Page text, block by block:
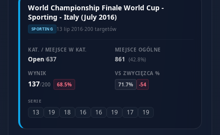
World Championship Finale World Cup -
Sporting - Italy (July 2016)
SPORTING 13 lip 2016·200 targetów
KAT. / MIEJSCE W KAT.
Open/637
MIEJSCE OGÓLNE
861
(42.8%)
WYNIK
137/200 68.5%
VS ZWYCIĘZCA %
71.7%
-54
SERIE
13 19 18 16 16 19 17 19